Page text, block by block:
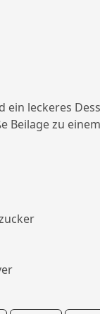
ein leckeres
Beilage zu